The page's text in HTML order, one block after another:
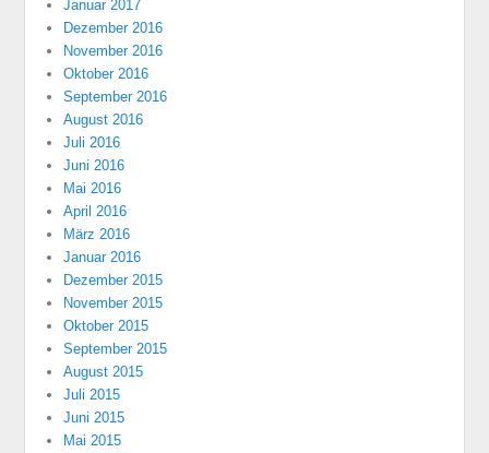
Januar 2017
Dezember 2016
November 2016
Oktober 2016
September 2016
August 2016
Juli 2016
Juni 2016
Mai 2016
April 2016
März 2016
Januar 2016
Dezember 2015
November 2015
Oktober 2015
September 2015
August 2015
Juli 2015
Juni 2015
Mai 2015